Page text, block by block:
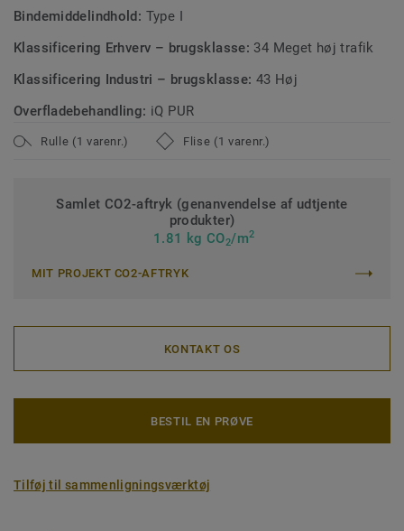
Bindemiddelindhold: Type I
Klassificering Erhverv – brugsklasse: 34 Meget høj trafik
Klassificering Industri – brugsklasse: 43 Høj
Overfladebehandling: iQ PUR
Rulle (1 varenr.) Flise (1 varenr.)
Samlet CO2-aftryk (genanvendelse af udtjente
produkter)
1.81 kg CO2/m2
MIT PROJEKT CO2-AFTRYK
KONTAKT OS
BESTIL EN PRØVE
Tilføj til sammenligningsværktøj